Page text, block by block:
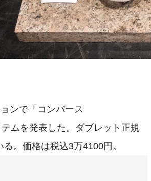
ンで「コンバース
ムを発表した。ダブレット正規
。価格は税込3万4100円。